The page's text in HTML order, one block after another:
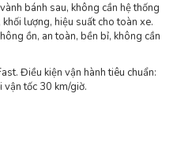
bánh sau, không cần hệ thống
lượng, hiệu suất cho toàn xe.
ồn, an toàn, bền bỉ, không cần
Điều kiện vận hành tiêu chuẩn:
vận tốc 30 km/giờ.